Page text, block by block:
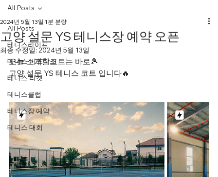
All Posts
테니스라이프
테니스 비즈니스
테니스 라켓
테니스클럽
테니스장 예약
테니스 대회
All Posts
고양 설문 YS 테니스장 예약 오픈
2024년 5월 13일 1분 분량
최종 수정일: 2024년 5월 13일
오늘 소개할코트는 바로🎾
고양 설문 YS 테니스 코트 입니다🔥